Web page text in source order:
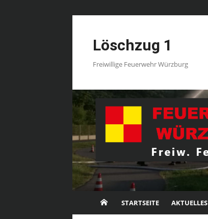
Löschzug 1
Freiwillige Feuerwehr Würzburg
STARTSEITE AKTUELLES